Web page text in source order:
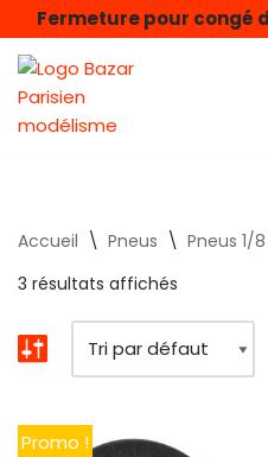
Aller
au
contenu
Fermeture pour congé
Accueil \ Pneus \ Pneus 1/
3 résultats affichés
Promo !